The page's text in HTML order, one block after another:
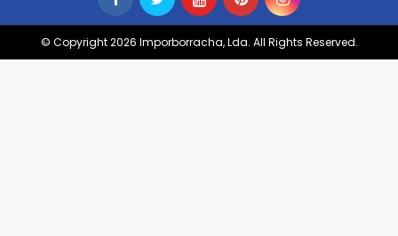
© Copyright 2026 Imporborracha, Lda. All Rights Reserved.